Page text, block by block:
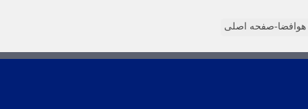
هوافضا-صفحه اصلی